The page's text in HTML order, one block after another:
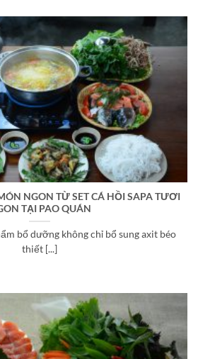
NGON TỪ SET CÁ HỒI SAPA TƯƠI
TẠI PAO QUÁN
bổ dưỡng không chỉ bổ sung axit béo
thiết [...]